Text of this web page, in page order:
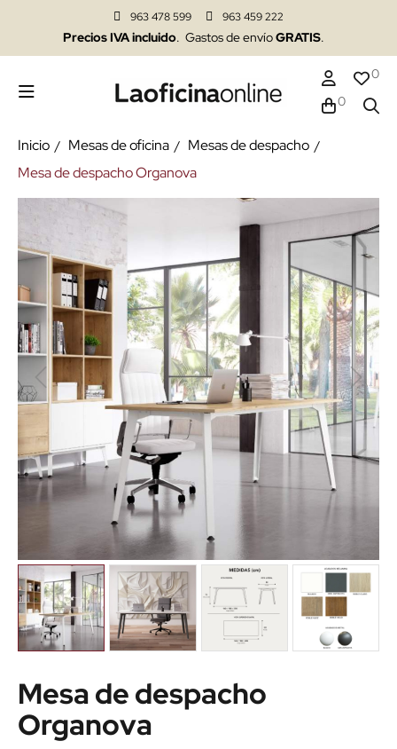
963 478 599 963 459 222
Precios IVA incluido. Gastos de envíoGRATIS.
0
0
Inicio Mesas de oficina
Mesas de despacho
Mesa de despacho Organova
Mesa de despacho
Organova